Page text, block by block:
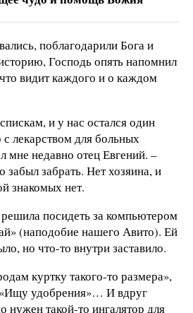
поблагодарили Бога и
Господь опять напомнил
видит каждого и о каждом
и у нас остался один
лекарством для больных
мне недавно отец Евгений. –
забыл забрать. Нет хозяина, и
знакомых нет.
посидеть за компьютером
(наподобие нашего Авито). Ей
но что-то внутри заставило.
куртку такого-то размера»,
удобрения»… И вдруг
нужен такой-то ингалятор для